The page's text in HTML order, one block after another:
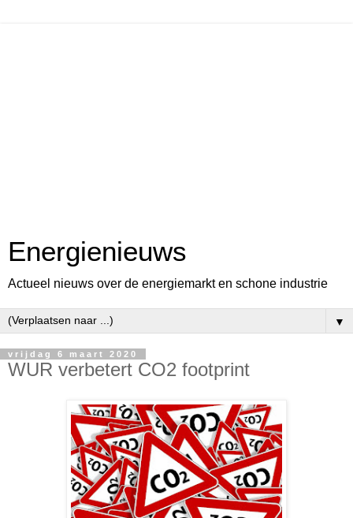
Energienieuws
Actueel nieuws over de energiemarkt en schone industrie
▼
vrijdag 6 maart 2020
WUR verbetert CO2 footprint